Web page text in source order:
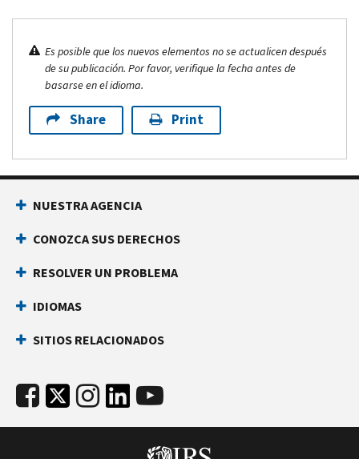
Es posible que los nuevos elementos no se actualicen después
de su publicación. Por favor, verifique la fecha antes de
basarse en el idioma.
Share Print
NUESTRA AGENCIA
CONOZCA SUS DERECHOS
RESOLVER UN PROBLEMA
IDIOMAS
SITIOS RELACIONADOS